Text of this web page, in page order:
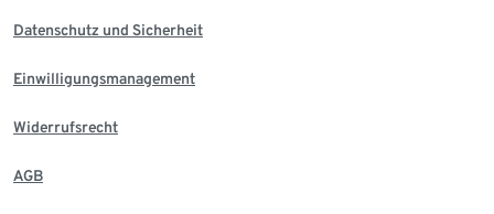
Datenschutz und Sicherheit
Einwilligungsmanagement
Widerrufsrecht
AGB